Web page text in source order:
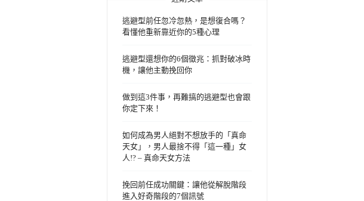
逃避型前任忽冷忽熱，是想復合嗎？
看懂他重新靠近你的5種心理
逃避型還想你的6個徵兆：抓對破冰時
機，讓他主動挽回你
做到這3件事，再難搞的逃避型也會跟
你定下來！
如何成為男人絕對不想放手的「真命
天女」，男人最捨不得「這一種」女
人!? – 真命天女方法
挽回前任成功關鍵：讓他從解脫階段
進入好奇階段的7個訊號